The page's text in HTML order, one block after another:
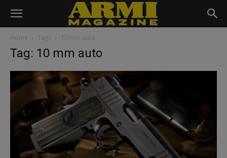
Home Tags 10 mm auto
Tag: 10 mm auto